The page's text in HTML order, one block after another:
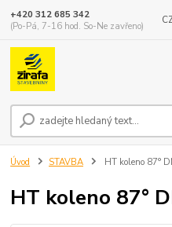
+420 312 685 342
(Po-Pá, 7-16 hod. So-Ne zavřeno)
Úvod STAVBA HT koleno 87°
HT koleno 87°